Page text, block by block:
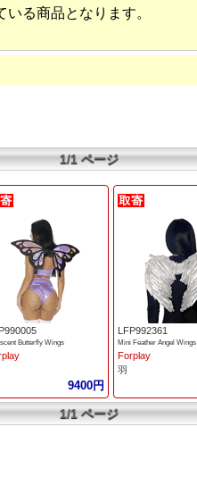
る商品となります。
1/1 ページ
Butterfly Wings
9400円
LFP992361
Mini Feather Angel Wings
Forplay
羽
1/1 ページ